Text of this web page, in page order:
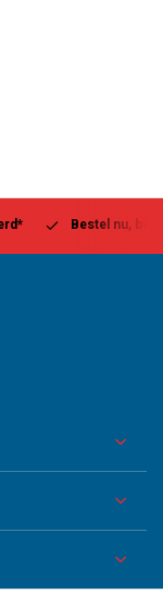
Bestel nu, betaal